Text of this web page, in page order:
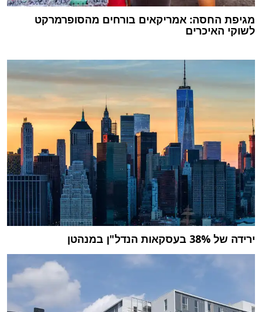
מגיפת החסה: אמריקאים בורחים מהסופרמרקט
לשוקי האיכרים
ירידה של 38% בעסקאות הנדל"ן במנהטן